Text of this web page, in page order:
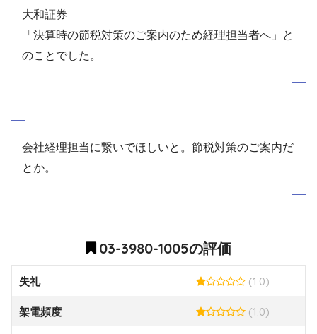
大和証券
「決算時の節税対策のご案内のため経理担当者へ」と
のことでした。
会社経理担当に繋いでほしいと。節税対策のご案内だ
とか。
03-3980-1005の評価
失礼 (1.0)
架電頻度 (1.0)